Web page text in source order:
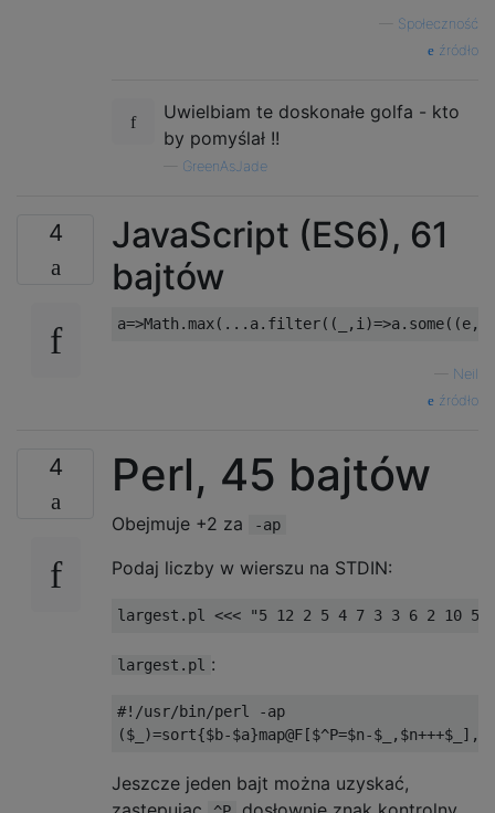
Społeczność
źródło
Uwielbiam te doskonałe golfa - kto
by pomyślał !!
GreenAsJade
4
JavaScript (ES6), 61
bajtów
Neil
źródło
4 Perl, 45 bajtów
Obejmuje +2 za -ap
Podaj liczby w wierszu na STDIN:
largest.pl :
#!/usr/bin/perl -ap
Jeszcze jeden bajt można uzyskać,